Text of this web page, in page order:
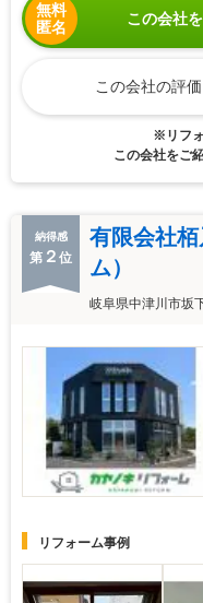
無料
匿名
この会社
この会社の評
※リフォ
この会社をご
納得感
第 ２ 位
有限会社
ム）
岐阜県中津川市坂
リフォーム事例